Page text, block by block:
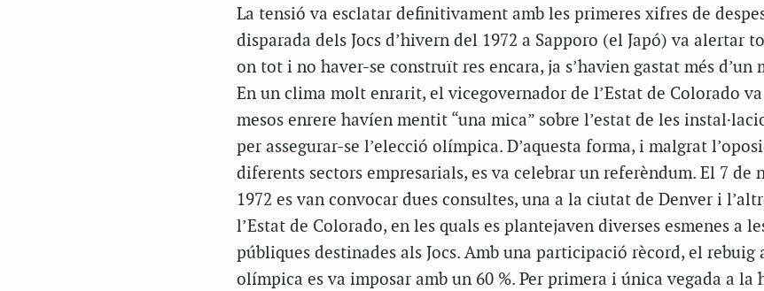
La tensió va esclatar definitivament amb les primeres xifres de
disparada dels Jocs d’hivern del 1972 a Sapporo (el Japó) va alertar
on tot i no haver-se construït res encara, ja s’havien gastat més d’un
En un clima molt enrarit, el vicegovernador de l’Estat de Colorado
mesos enrere havíen mentit “una mica” sobre l’estat de les
per assegurar-se l’elecció olímpica. D’aquesta forma, i malgrat
diferents sectors empresarials, es va celebrar un referèndum. El 7 de
1972 es van convocar dues consultes, una a la ciutat de Denver i
l’Estat de Colorado, en les quals es plantejaven diverses esmenes a
públiques destinades als Jocs. Amb una participació rècord, el rebuig
olímpica es va imposar amb un 60 %. Per primera i única vegada a la